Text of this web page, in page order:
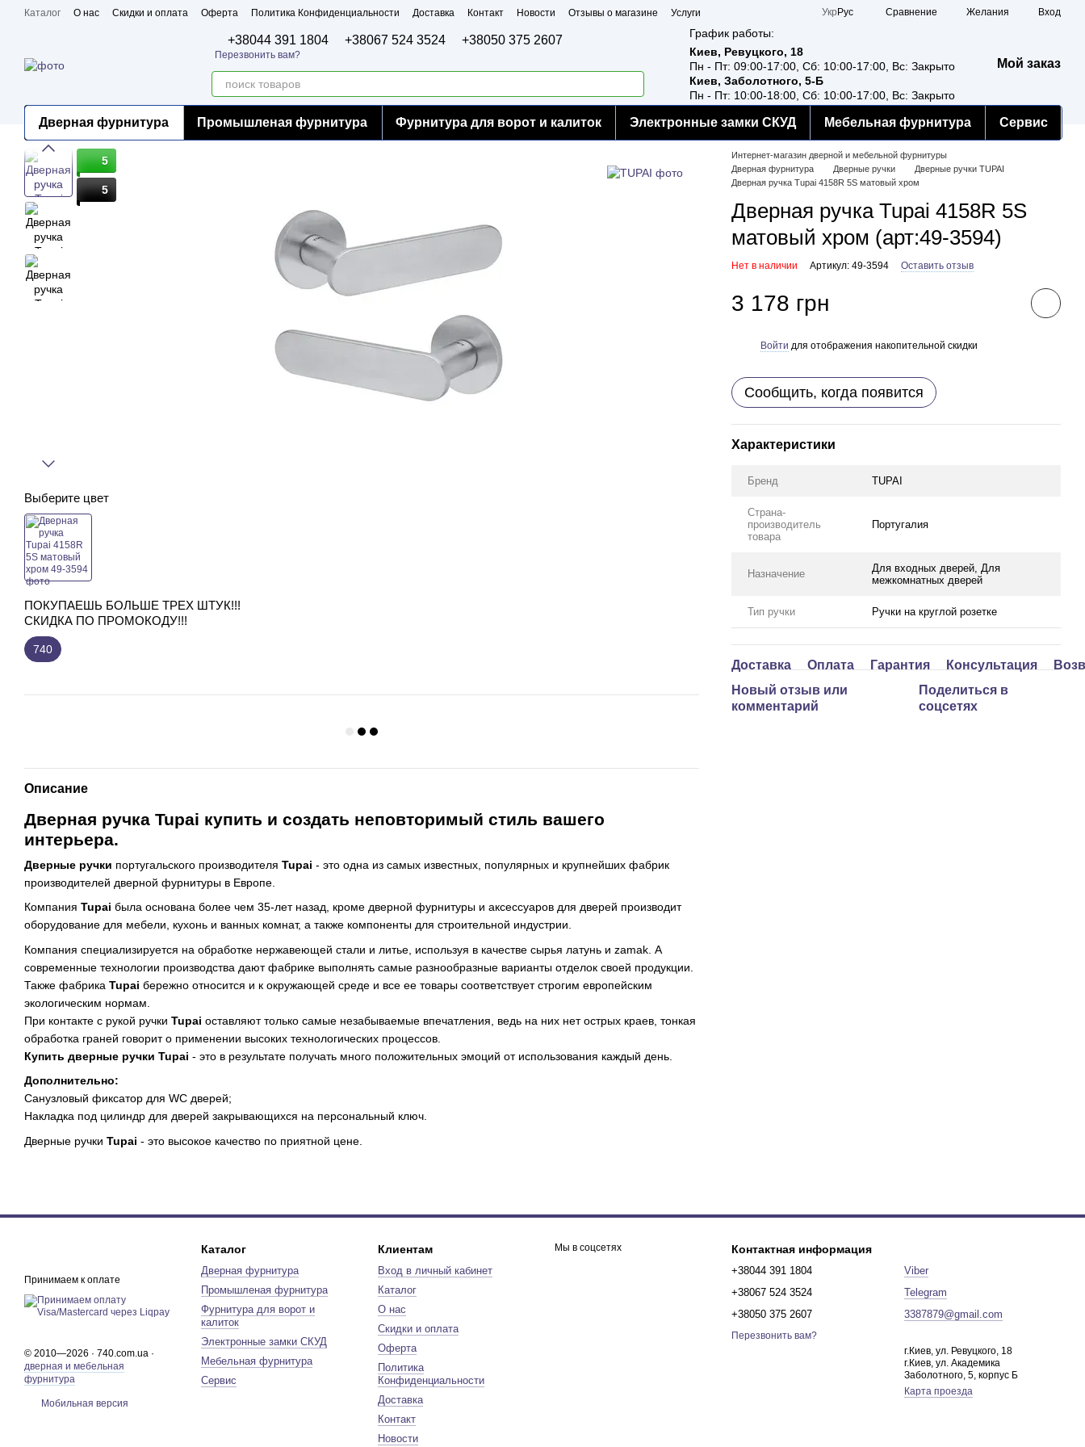
Перейти к основному контенту
Каталог О нас Скидки и оплата Оферта Политика Конфиденциальности Доставка Контакт Новости Отзывы о магазине
Услуги
Укр Рус Сравнение Желания Вход
+38044 391 1804 +38067 524 3524 +38050 375 2607
Перезвонить вам?
График работы:
Киев, Ревуцкого, 18
Пн - Пт: 09:00-17:00, Сб: 10:00-17:00, Вс: Закрыто
Киев, Заболотного, 5-Б
Пн - Пт: 10:00-18:00, Сб: 10:00-17:00, Вс: Закрыто
Мой заказ
Дверная фурнитура Промышленая фурнитура Фурнитура для ворот и калиток Электронные замки СКУД Мебельная фурнитура Сервис
5
5
Выберите цвет
ПОКУПАЕШЬ БОЛЬШЕ ТРЕХ ШТУК!!!
СКИДКА ПО ПРОМОКОДУ!!!
740
Описание
Дверная ручка Tupai купить и создать неповторимый стиль вашего
интерьера.
Дверные ручки португальского производителя Tupai - это одна из самых известных, популярных и крупнейших фабрик
производителей дверной фурнитуры в Европе.
Компания Tupai была основана более чем 35-лет назад, кроме дверной фурнитуры и аксессуаров для дверей производит
оборудование для мебели, кухонь и ванных комнат, а также компоненты для строительной индустрии.
Компания специализируется на обработке нержавеющей стали и литье, используя в качестве сырья латунь и zamak. А
современные технологии производства дают фабрике выполнять самые разнообразные варианты отделок своей продукции.
Также фабрика Tupai бережно относится и к окружающей среде и все ее товары соответствует строгим европейским
экологическим нормам.
При контакте с рукой ручки Tupai оставляют только самые незабываемые впечатления, ведь на них нет острых краев, тонкая
обработка граней говорит о применении высоких технологических процессов.
Купить дверные ручки Tupai - это в результате получать много положительных эмоций от использования каждый день.
Дополнительно:
Санузловый фиксатор для WC дверей;
Накладка под цилиндр для дверей закрывающихся на персональный ключ.
Дверные ручки Tupai - это высокое качество по приятной цене.
Интернет-магазин дверной и мебельной фурнитуры
Дверная фурнитура
Дверные ручки
Дверные ручки TUPAI
Дверная ручка Tupai 4158R 5S матовый хром
Дверная ручка Tupai 4158R 5S
матовый хром (арт:49-3594)
Нет в наличии Артикул: 49-3594 Оставить отзыв
3 178 грн
Войти для отображения накопительной скидки
Сообщить, когда появится
Характеристики
Бренд TUPAI
Страна-
производитель
товара
Португалия
Назначение
Для входных дверей, Для
межкомнатных дверей
Тип ручки Ручки на круглой розетке
Доставка Оплата Гарантия Консультация
Новый отзыв или
комментарий
Поделиться в
соцсетях
Принимаем к оплате
© 2010—2026 · 740.com.ua ·
дверная и мебельная
фурнитура
Мобильная версия
Каталог
Дверная фурнитура
Промышленая фурнитура
Фурнитура для ворот и
калиток
Электронные замки СКУД
Мебельная фурнитура
Сервис
Клиентам
Вход в личный кабинет
Каталог
О нас
Скидки и оплата
Оферта
Политика
Конфиденциальности
Доставка
Контакт
Новости
Мы в соцсетях Контактная информация
+38044 391 1804
+38067 524 3524
+38050 375 2607
Перезвонить вам?
Viber
Telegram
3387879@gmail.com
г.Киев, ул. Ревуцкого, 18
г.Киев, ул. Академика
Заболотного, 5, корпус Б
Карта проезда